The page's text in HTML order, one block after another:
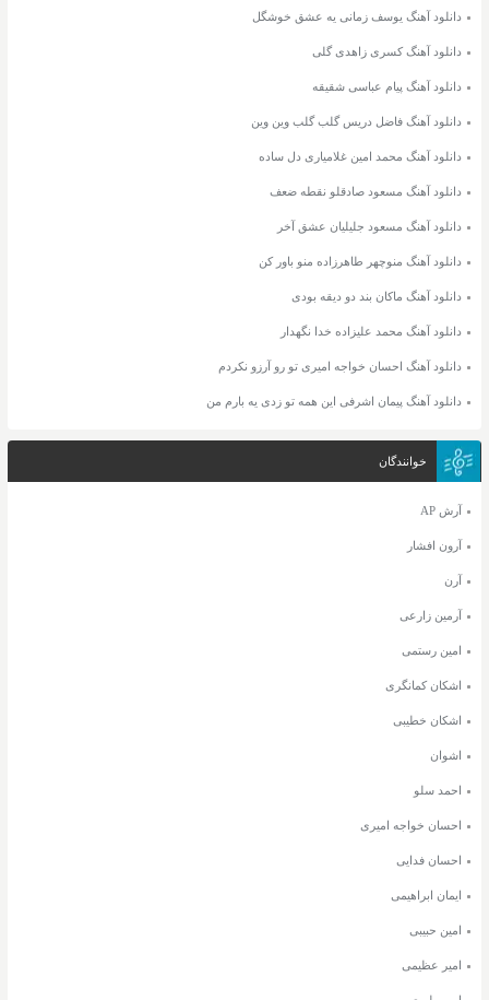
دانلود آهنگ یوسف زمانی یه عشق خوشگل
دانلود آهنگ کسری زاهدی گلی
دانلود آهنگ پیام عباسی شقیقه
دانلود آهنگ فاضل دریس گلب گلب وین وین
دانلود آهنگ محمد امین غلامیاری دل ساده
دانلود آهنگ مسعود صادقلو نقطه ضعف
دانلود آهنگ مسعود جلیلیان عشق آخر
دانلود آهنگ منوچهر طاهرزاده منو باور کن
دانلود آهنگ ماکان بند دو دیقه بودی
دانلود آهنگ محمد علیزاده خدا نگهدار
دانلود آهنگ احسان خواجه امیری تو رو آرزو نکردم
دانلود آهنگ پیمان اشرفی این همه تو زدی یه بارم من
خوانندگان
آرش AP
آرون افشار
آرن
آرمین زارعی
امین رستمی
اشکان کمانگری
اشکان خطیبی
اشوان
احمد سلو
احسان خواجه امیری
احسان فدایی
ایمان ابراهیمی
امین حبیبی
امیر عظیمی